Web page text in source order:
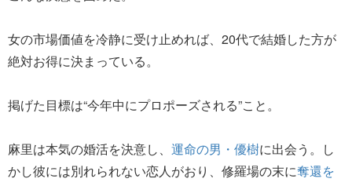
女の市場価値を冷静に受け止めれば、20代で結婚した方が
絶対お得に決まっている。
掲げた目標は“今年中にプロポーズされる”こと。
麻里は本気の婚活を決意し、 運命の男・優樹に出会う。し
かし彼には別れられない恋人がおり、修羅場の末に奪還を